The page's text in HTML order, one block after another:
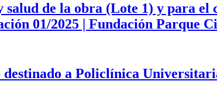
de la obra (Lote 1) y para
01/2025 | Fundación Parque
a Policlínica